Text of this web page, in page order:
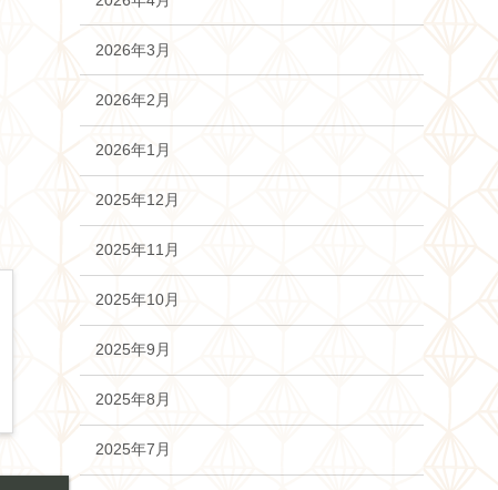
2026年3月
2026年2月
2026年1月
2025年12月
2025年11月
2025年10月
2025年9月
2025年8月
2025年7月